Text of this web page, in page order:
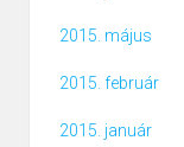
2015. május
2015. február
2015. január